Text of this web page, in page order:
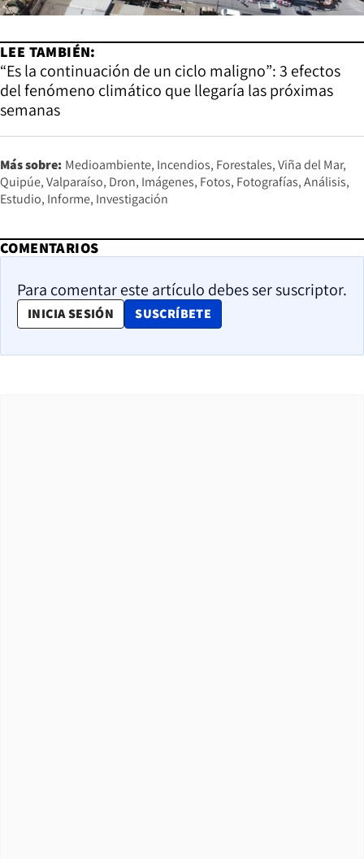
LEE TAMBIÉN:
“Es la continuación de un ciclo maligno”: 3 efectos
del fenómeno climático que llegaría las próximas
semanas
Más sobre: Medioambiente Incendios Forestales Viña del Mar
Quipúe Valparaíso Dron Imágenes Fotos Fotografías Análisis
Estudio Informe Investigación
COMENTARIOS
Para comentar este artículo debes ser suscriptor.
INICIA SESIÓN SUSCRÍBETE
OPENS IN NEW WINDOW